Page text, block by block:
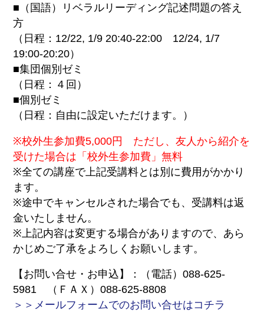
■（国語）リベラルリーディング記述問題の答え
方
（日程：12/22, 1/9 20:40-22:00 12/24, 1/7
19:00-20:20）
■集団個別ゼミ
（日程：４回）
■個別ゼミ
（日程：自由に設定いただけます。）
※校外生参加費5,000円 ただし、友人から紹介を
受けた場合は「校外生参加費」無料
※全ての講座で上記受講料とは別に費用がかかり
ます。
※途中でキャンセルされた場合でも、受講料は返
金いたしません。
※上記内容は変更する場合がありますので、あら
かじめご了承をよろしくお願いします。
【お問い合せ・お申込】：（電話）088-625-
5981 （ＦＡＸ）088-625-8808
＞＞メールフォームでのお問い合せはコチラ